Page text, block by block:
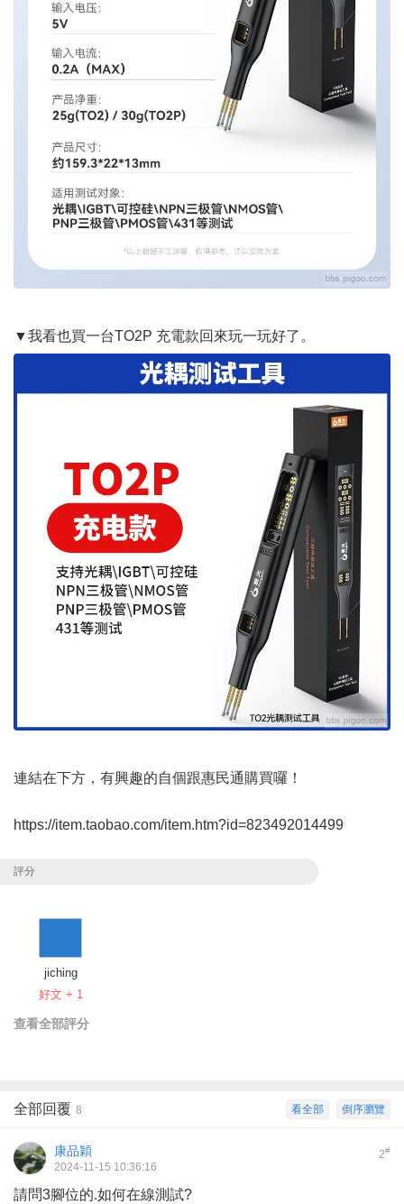
▼我看也買一台TO2P 充電款回來玩一玩好了。
連結在下方，有興趣的自個跟惠民通購買囉！
https://item.taobao.com/item.htm?id=823492014499
評分
jiching
好文 + 1
查看全部評分
倒序瀏覽
看全部
全部回覆 8
2#
康品穎
2024-11-15 10:36:16
請問3腳位的.如何在線測試?